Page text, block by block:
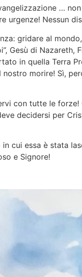
…
urgenze! Nessun
gridare al
Gesù di
in quella Terra
morire! Sì,
con tutte le forze!
decidersi per
cui essa è stata
e Signore!